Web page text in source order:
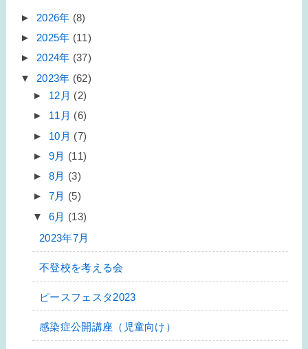
► 2026年 (8)
► 2025年 (11)
► 2024年 (37)
▼ 2023年 (62)
► 12月 (2)
► 11月 (6)
► 10月 (7)
► 9月 (11)
► 8月 (3)
► 7月 (5)
▼ 6月 (13)
2023年7月
不登校を考える会
ピースフェスタ2023
感染症公開講座（児童向け）